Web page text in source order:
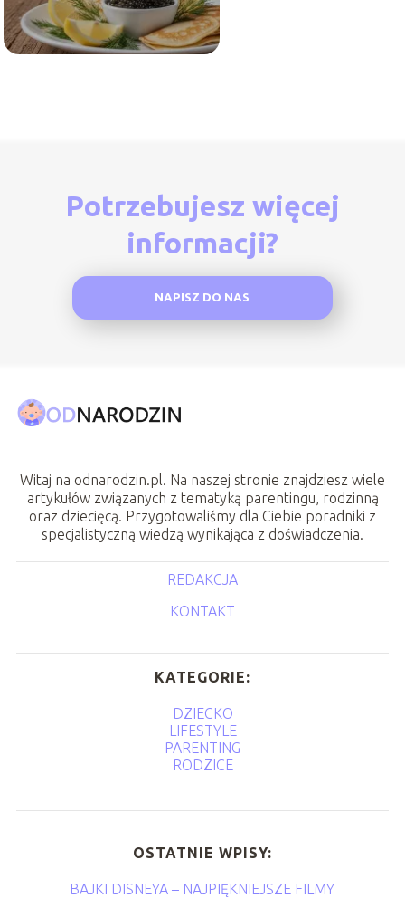
Potrzebujesz więcej
informacji?
NAPISZ DO NAS
Witaj na odnarodzin.pl. Na naszej stronie znajdziesz wiele
artykułów związanych z tematyką parentingu, rodzinną
oraz dziecięcą. Przygotowaliśmy dla Ciebie poradniki z
specjalistyczną wiedzą wynikająca z doświadczenia.
REDAKCJA
KONTAKT
KATEGORIE:
DZIECKO
LIFESTYLE
PARENTING
RODZICE
OSTATNIE WPISY:
BAJKI DISNEYA – NAJPIĘKNIEJSZE FILMY